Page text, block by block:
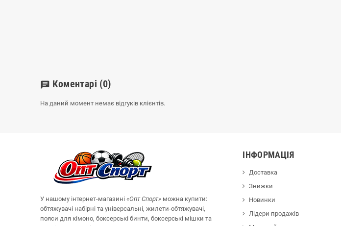
chat Коментарі (0)
На даний момент немає відгуків клієнтів.
У нашому інтернет-магазині «ОптСпорт» можна купити:
обтяжувачі набірні та універсальні, жилети-обтяжувачі,
пояси для кімоно, боксерські бинти, боксерські мішки та
ІНФОРМАЦІЯ
Доставка
Знижки
Новинки
Лідери продажів